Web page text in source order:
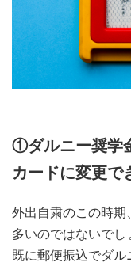
①ダルニー奨学
カードに変更で
外出自粛のこの時期
多いのではないでし
既に郵便振込でダ